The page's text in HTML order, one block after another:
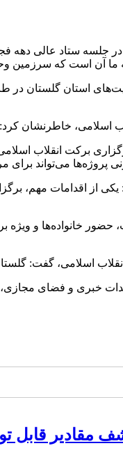
جلسه ستاد عالی دهه
است که سرزمین وحدت
استان گلستان
خاطرنشان کرد:
برکت انقلاب
می‌تواند برای
یکی از اقدامات مهم،
خانواده‌ها و ویژه
اسلامی، گفت:
خبری و فضای
مقادیر قابل